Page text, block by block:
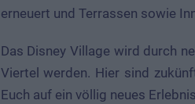
erneuert und Terrassen sowie
Das Disney Village wird durch
Viertel werden. Hier sind
Euch auf ein völlig neues